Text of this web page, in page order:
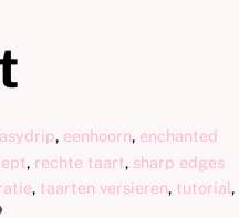
, eenhoorn, enchanted
, rechte taart, sharp edges
, taarten versieren, tutorial,